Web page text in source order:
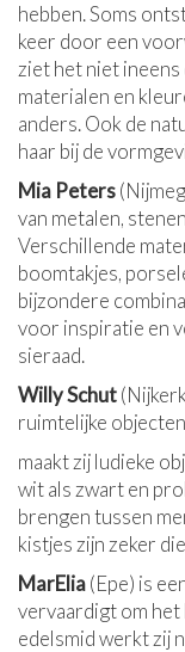
hebben. Soms
keer door een
ziet het niet
materialen en
anders. Ook de
haar bij de
Mia Peters
van metalen,
Verschillende
boomtakjes,
bijzondere
voor inspiratie en
sieraad.
Willy Schut
ruimtelijke
maakt zij ludieke
wit als zwart en
brengen tussen
kistjes zijn zeker
MarElia(Epe) is
vervaardigt om het
edelsmid werkt zij